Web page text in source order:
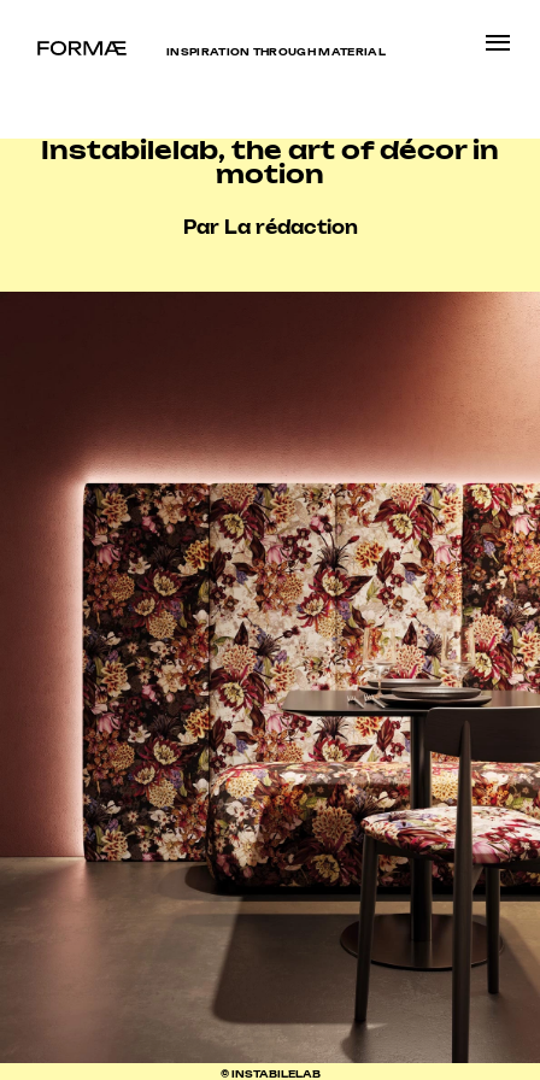
INSPIRATION THROUGH MATERIAL
Instabilelab, the art of décor in
motion
Par La rédaction
© INSTABILELAB